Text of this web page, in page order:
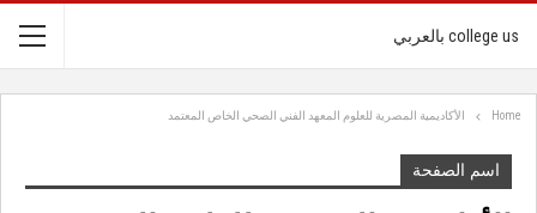
college us بالعربي
Home الأكاديمية المصرية للعلوم المعهد الفني الصحي الخاص المعتمد
اسم الصفحة